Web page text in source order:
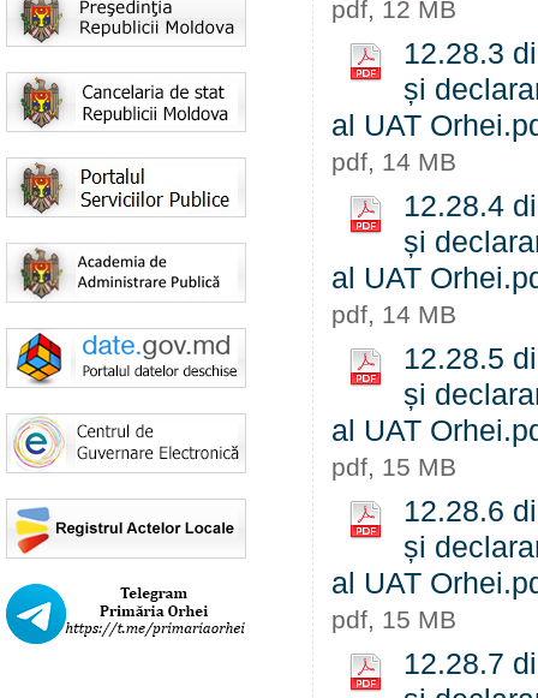
pdf, 12 MB
12.28.3
și
al UAT
pdf, 14 MB
12.28.4
și
al UAT
pdf, 14 MB
12.28.5
și
al UAT
pdf, 15 MB
12.28.6
și
al UAT
pdf, 15 MB
12.28.7